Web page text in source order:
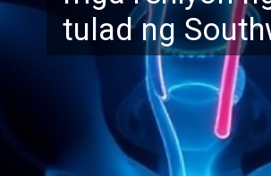
tul ad ng